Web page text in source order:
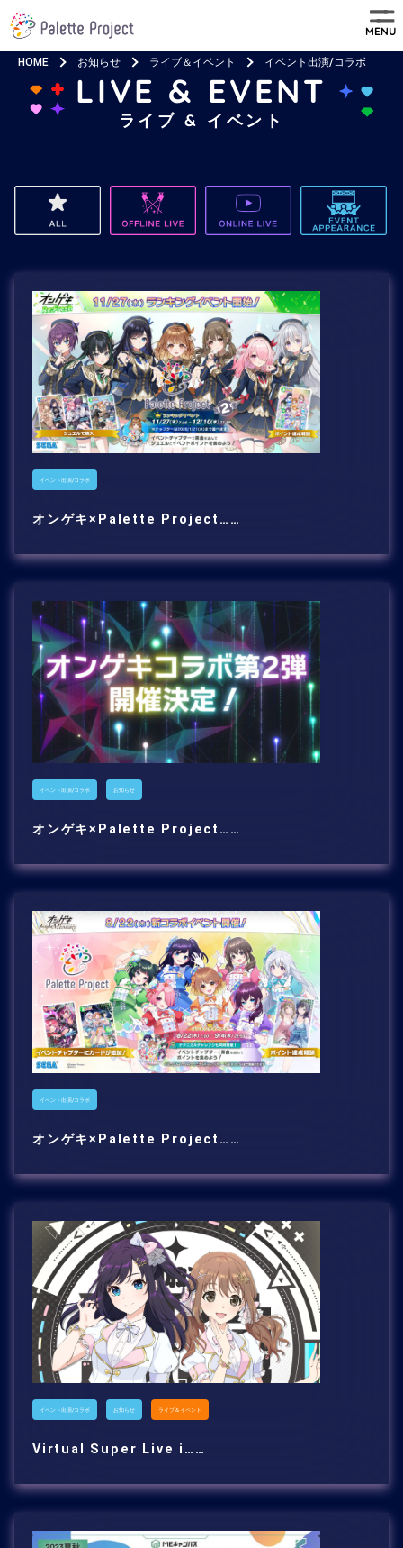
MENU
HOME お知らせ ライブ＆イベント イベント出演/コラボ
LIVE & EVENT
ライブ & イベント
イベント出演/コラボ
オンゲキ×Palette Project……
イベント出演/コラボ お知らせ
オンゲキ×Palette Project……
イベント出演/コラボ
オンゲキ×Palette Project……
イベント出演/コラボ お知らせ ライブ＆イベント
Virtual Super Live i……